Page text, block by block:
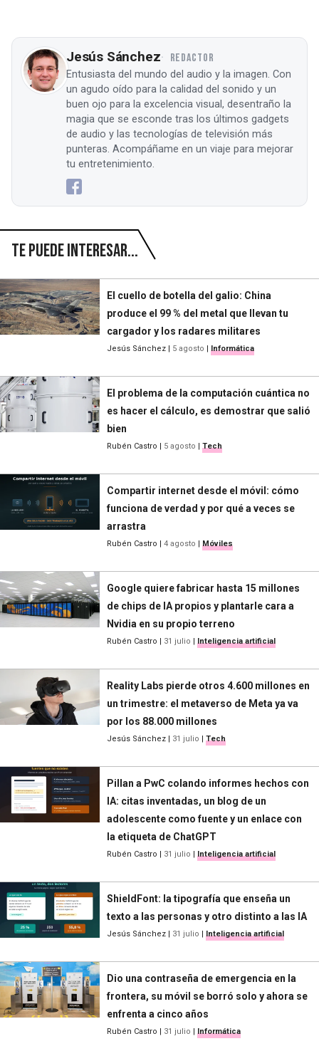
Jesús Sánchez REDACTOR
Entusiasta del mundo del audio y la imagen. Con
un agudo oído para la calidad del sonido y un
buen ojo para la excelencia visual, desentraño la
magia que se esconde tras los últimos gadgets
de audio y las tecnologías de televisión más
punteras. Acompáñame en un viaje para mejorar
tu entretenimiento.
Te puede interesar...
El cuello de botella del galio: China
produce el 99 % del metal que llevan tu
cargador y los radares militares
Jesús Sánchez | 5 agosto | Informática
El problema de la computación cuántica no
es hacer el cálculo, es demostrar que salió
bien
Rubén Castro | 5 agosto | Tech
Compartir internet desde el móvil: cómo
funciona de verdad y por qué a veces se
arrastra
Rubén Castro | 4 agosto | Móviles
Google quiere fabricar hasta 15 millones
de chips de IA propios y plantarle cara a
Nvidia en su propio terreno
Rubén Castro | 31 julio | Inteligencia artificial
Reality Labs pierde otros 4.600 millones en
un trimestre: el metaverso de Meta ya va
por los 88.000 millones
Jesús Sánchez | 31 julio | Tech
Pillan a PwC colando informes hechos con
IA: citas inventadas, un blog de un
adolescente como fuente y un enlace con
la etiqueta de ChatGPT
Rubén Castro | 31 julio | Inteligencia artificial
ShieldFont: la tipografía que enseña un
texto a las personas y otro distinto a las IA
Jesús Sánchez | 31 julio | Inteligencia artificial
Dio una contraseña de emergencia en la
frontera, su móvil se borró solo y ahora se
enfrenta a cinco años
Rubén Castro | 31 julio | Informática